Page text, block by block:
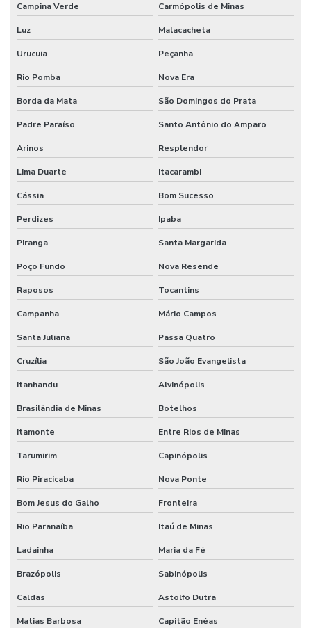
Campina Verde Carmópolis de Minas
Luz Malacacheta
Urucuia Peçanha
Rio Pomba Nova Era
Borda da Mata São Domingos do Prata
Padre Paraíso Santo Antônio do Amparo
Arinos Resplendor
Lima Duarte Itacarambi
Cássia Bom Sucesso
Perdizes Ipaba
Piranga Santa Margarida
Poço Fundo Nova Resende
Raposos Tocantins
Campanha Mário Campos
Santa Juliana Passa Quatro
Cruzília São João Evangelista
Itanhandu Alvinópolis
Brasilândia de Minas Botelhos
Itamonte Entre Rios de Minas
Tarumirim Capinópolis
Rio Piracicaba Nova Ponte
Bom Jesus do Galho Fronteira
Rio Paranaíba Itaú de Minas
Ladainha Maria da Fé
Brazópolis Sabinópolis
Caldas Astolfo Dutra
Matias Barbosa Capitão Enéas